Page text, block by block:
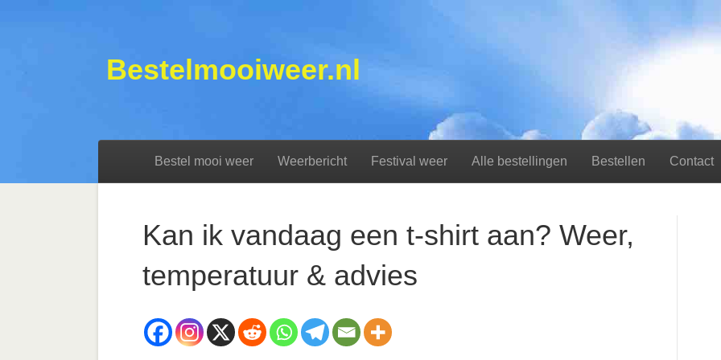
Bestelmooiweer.nl
Bestel mooi weer Weerbericht Festival weer Alle bestellingen Bestellen Contact
Kan ik vandaag een t-shirt aan? Weer,
temperatuur & advies